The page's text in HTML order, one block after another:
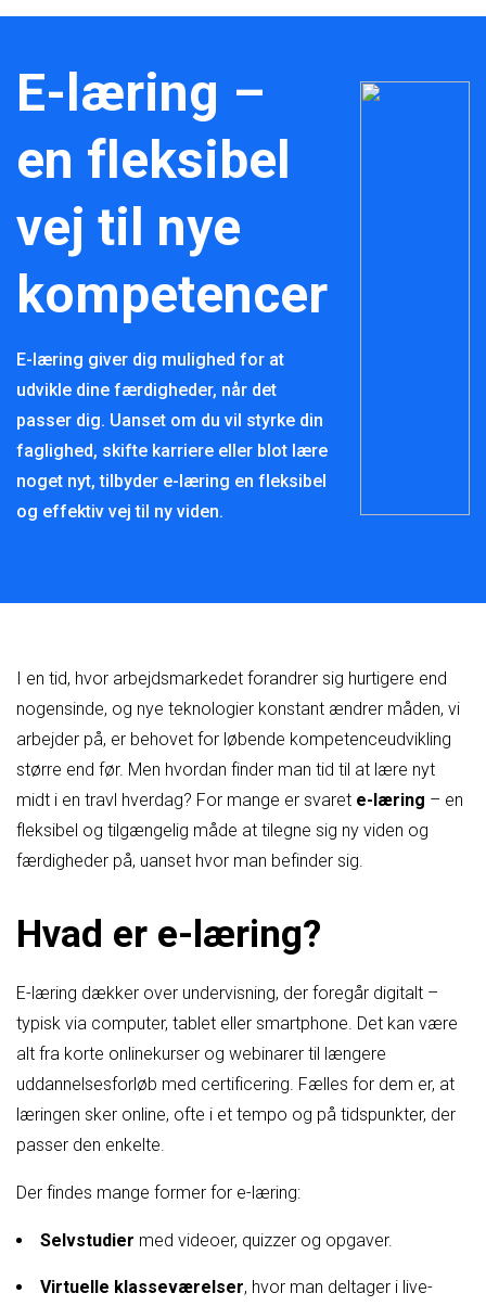
E-læring –
en fleksibel
vej til nye
kompetencer
E-læring giver dig mulighed for at
udvikle dine færdigheder, når det
passer dig. Uanset om du vil styrke din
faglighed, skifte karriere eller blot lære
noget nyt, tilbyder e-læring en fleksibel
og effektiv vej til ny viden.
I en tid, hvor arbejdsmarkedet forandrer sig hurtigere end
nogensinde, og nye teknologier konstant ændrer måden, vi
arbejder på, er behovet for løbende kompetenceudvikling
større end før. Men hvordan finder man tid til at lære nyt
midt i en travl hverdag? For mange er svaret e-læring – en
fleksibel og tilgængelig måde at tilegne sig ny viden og
færdigheder på, uanset hvor man befinder sig.
Hvad er e-læring?
E-læring dækker over undervisning, der foregår digitalt –
typisk via computer, tablet eller smartphone. Det kan være
alt fra korte onlinekurser og webinarer til længere
uddannelsesforløb med certificering. Fælles for dem er, at
læringen sker online, ofte i et tempo og på tidspunkter, der
passer den enkelte.
Der findes mange former for e-læring:
Selvstudier med videoer, quizzer og opgaver.
Virtuelle klasseværelser, hvor man deltager i live-